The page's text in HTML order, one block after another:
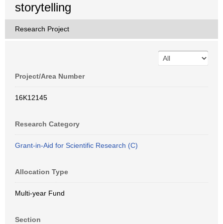
storytelling
Research Project
Project/Area Number
16K12145
Research Category
Grant-in-Aid for Scientific Research (C)
Allocation Type
Multi-year Fund
Section